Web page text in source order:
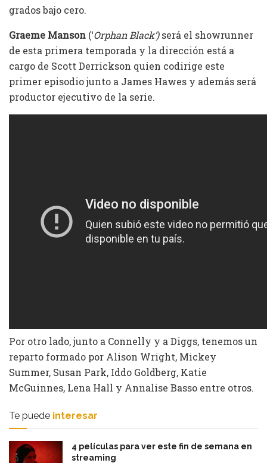
grados bajo cero.
Graeme Manson (‘Orphan Black’)será el showrunner
de esta primera temporada y la dirección está a
cargo de Scott Derrickson quien codirige este
primer episodio junto a James Hawes y además será
productor ejecutivo de la serie.
Por otro lado, junto a Connelly y a Diggs, tenemos un
reparto formado por Alison Wright, Mickey
Summer, Susan Park, Iddo Goldberg, Katie
McGuinnes, Lena Hall y Annalise Basso entre otros.
Te puede interesar
4 películas para ver este fin de semana en
streaming